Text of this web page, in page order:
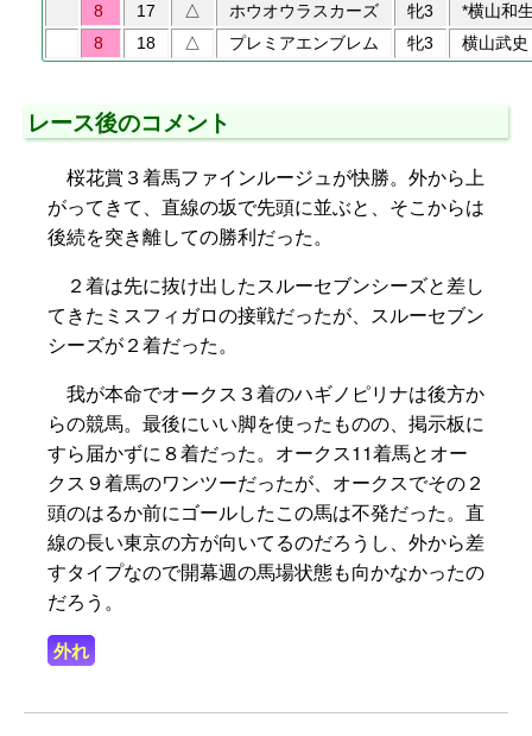
8
17 △ ホウオウラスカーズ 牝3
*横山和
8
18 △ プレミアエンブレム 牝3 横山武史
レース後のコメント
桜花賞３着馬ファインルージュが快勝。外から上
がってきて、直線の坂で先頭に並ぶと、そこからは
後続を突き離しての勝利だった。
２着は先に抜け出したスルーセブンシーズと差し
てきたミスフィガロの接戦だったが、スルーセブン
シーズが２着だった。
我が本命でオークス３着のハギノピリナは後方か
らの競馬。最後にいい脚を使ったものの、掲示板に
すら届かずに８着だった。オークス11着馬とオー
クス９着馬のワンツーだったが、オークスでその２
頭のはるか前にゴールしたこの馬は不発だった。直
線の長い東京の方が向いてるのだろうし、外から差
すタイプなので開幕週の馬場状態も向かなかったの
だろう。
外れ